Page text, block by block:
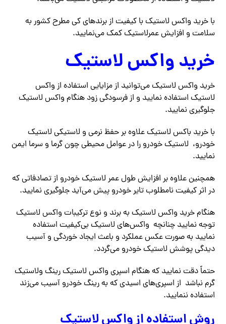
با خرید واکس لاستیک با کیفیت از برندهای کی مطرح کشور به
سلامت و افزایش عمرلاستیک کمک می‌نمایید.
خرید واکس لاستیک
خرید واکس لاستیک می‌توانید از مزایایی استفاده از واکس
لاستیک استفاده نمایید و از فرسودگی زود هنگام واکس لاستیک
جلوگیری نمایید.
با خرید باکس لاستیک علاوه بر حفظ نرمی و لاستیکی لاستیک
خودرو، لاستیک خودرو را در عوامل محیطی چون گرما و سرما ایمن
نمایید.
همچنین علاوه بر افزایش طول عمر لاستیک خودرو از تصادفاتی که
در اثر کیفیت نامطلوب تایر خودرو پیش می‌آید جلوگیری نمایید.
هنگام خرید واکس لاستیک به برند و نوع ترکیبات واکس لاستیک
توجه نمایید چنانچه واکس‌های لاستیک بی‌کیفیت استفاده
نمایید به صورت عکس عملکرد و باعث ایجاد خوردگی و آسیب
دیدگی پوشش لاستیک خودرو می‌گردد.
حتماً دقت نمایید که هنگام اسپری واکس لاستیک رینگ ولاستیک
گرم نباشد از اسپری‌های اسیدی که به رینگ خودرو آسیب می‌زند
استفاده ننمایید.
روش استفاده از واکس لاستیک